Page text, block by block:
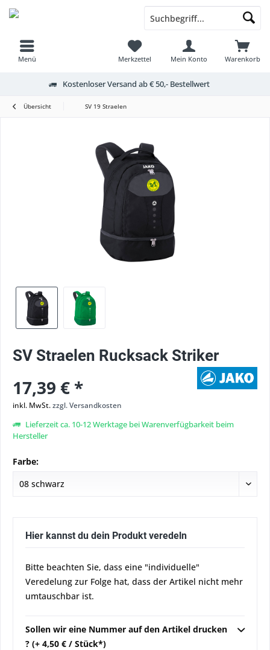
Menü Warenkorb
Merkzettel Mein Konto
Kostenloser Versand ab € 50,- Bestellwert
Übersicht SV 19 Straelen
SV Straelen Rucksack Striker
17,39 € *
inkl. MwSt.zzgl. Versandkosten
Lieferzeit ca. 10-12 Werktage bei Warenverfügbarkeit beim
Hersteller
Farbe:
Hier kannst du dein Produkt veredeln
Bitte beachten Sie, dass eine "individuelle"
Veredelung zur Folge hat, dass der Artikel nicht mehr
umtauschbar ist.
Sollen wir eine Nummer auf den Artikel drucken
? (+ 4,50 € / Stück*)